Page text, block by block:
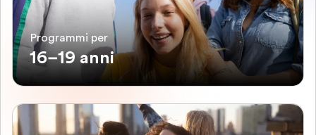
Programmi per
16–19 anni